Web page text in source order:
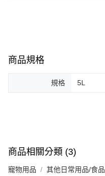
商品規格
規格 5L
商品相關分類 (3)
寵物用品 其他日常用品/食品